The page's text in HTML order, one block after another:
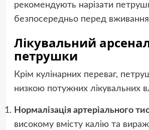
рекомендують нарізати
безпосередньо перед
Лікувальний
петрушки
Крім кулінарних переваг,
низкою потужних лікувальних
Нормалізація артеріального
високому вмісту калію та